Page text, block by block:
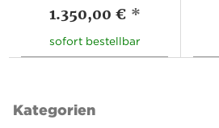
1.350,00 € *
sofort bestellbar
Kategorien